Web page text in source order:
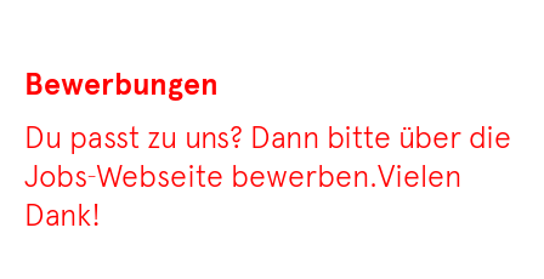
Bewerbungen
Du passt zu uns? Dann bitte über die
Jobs‑Webseite bewerben.Vielen
Dank!